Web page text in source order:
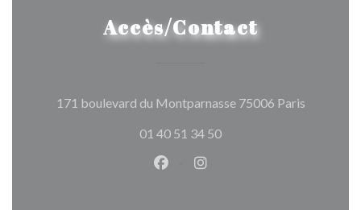
Accès/Contact
171 boulevard du Montparnasse 75006 Paris((ouvre
01 40 51 34 50
Facebook ((ouvre une
Instagram ((ouvre une